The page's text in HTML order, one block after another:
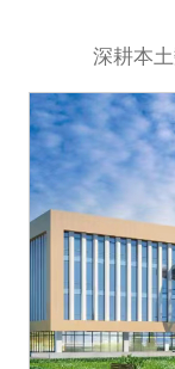
深耕本